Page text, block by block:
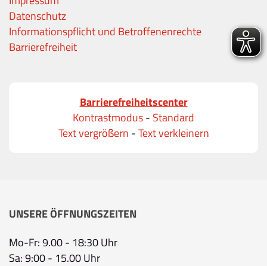
Datenschutz
Informationspflicht und Betroffenenrechte
Barrierefreiheit
Barrierefreiheitscenter
Kontrastmodus- Standard
Text vergrößern -Text verkleinern
UNSERE ÖFFNUNGSZEITEN
Mo-Fr: 9.00 - 18:30 Uhr
Sa: 9:00 - 15.00 Uhr